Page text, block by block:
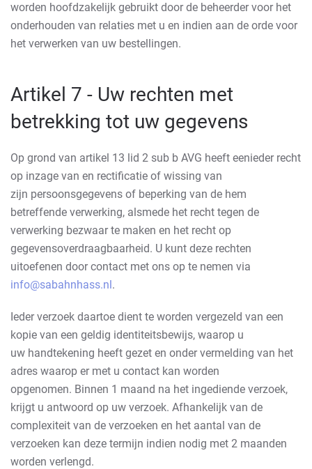
worden hoofdzakelijk gebruikt door de beheerder voor het
onderhouden van relaties met u en indien aan de orde voor
het verwerken van uw bestellingen.
Artikel 7 - Uw rechten met
betrekking tot uw gegevens
Op grond van artikel 13 lid 2 sub b AVG heeft eenieder recht
op inzage van en rectificatie of wissing van
zijn persoonsgegevens of beperking van de hem
betreffende verwerking, alsmede het recht tegen de
verwerking bezwaar te maken en het recht op
gegevensoverdraagbaarheid. U kunt deze rechten
uitoefenen door contact met ons op te nemen via
info@sabahnhass.nl.
Ieder verzoek daartoe dient te worden vergezeld van een
kopie van een geldig identiteitsbewijs, waarop u
uw handtekening heeft gezet en onder vermelding van het
adres waarop er met u contact kan worden
opgenomen. Binnen 1 maand na het ingediende verzoek,
krijgt u antwoord op uw verzoek. Afhankelijk van de
complexiteit van de verzoeken en het aantal van de
verzoeken kan deze termijn indien nodig met 2 maanden
worden verlengd.